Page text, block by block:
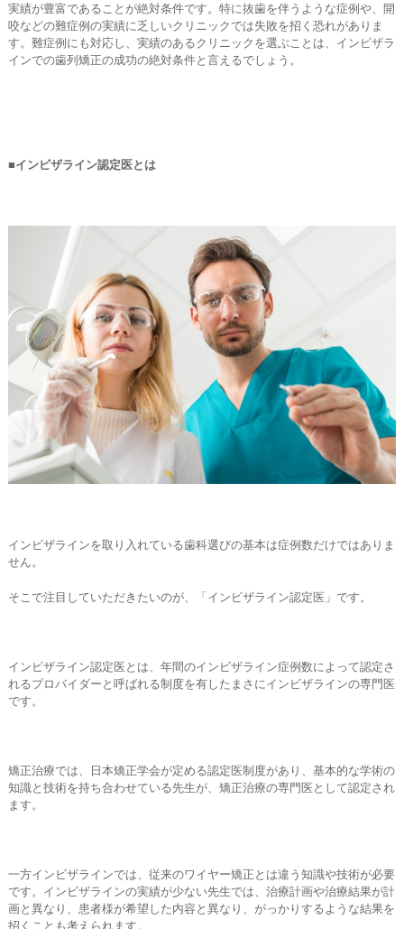
実績が豊富であることが絶対条件です。特に抜歯を伴うような症例や、開
咬などの難症例の実績に乏しいクリニックでは失敗を招く恐れがありま
す。難症例にも対応し、実績のあるクリニックを選ぶことは、インビザラ
インでの歯列矯正の成功の絶対条件と言えるでしょう。
■インビザライン認定医とは
インビザラインを取り入れている歯科選びの基本は症例数だけではありま
せん。
そこで注目していただきたいのが、「インビザライン認定医」です。
インビザライン認定医とは、年間のインビザライン症例数によって認定さ
れるプロバイダーと呼ばれる制度を有したまさにインビザラインの専門医
です。
矯正治療では、日本矯正学会が定める認定医制度があり、基本的な学術の
知識と技術を持ち合わせている先生が、矯正治療の専門医として認定され
ます。
一方インビザラインでは、従来のワイヤー矯正とは違う知識や技術が必要
です。インビザラインの実績が少ない先生では、治療計画や治療結果が計
画と異なり、患者様が希望した内容と異なり、がっかりするような結果を
招くことも考えられます。